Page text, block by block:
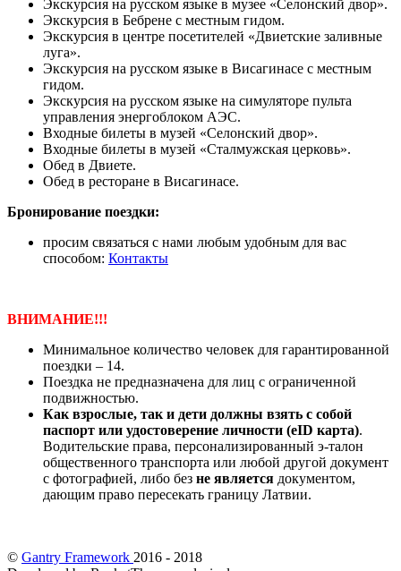
Экскурсия на русском языке в музее «Селонский двор».
Экскурсия в Бебрене с местным гидом.
Экскурсия в центре посетителей «Двиетские заливные
луга».
Экскурсия на русском языке в Висагинасе с местным
гидом.
Экскурсия на русском языке на симуляторе пульта
управления энергоблоком АЭС.
Входные билеты в музей «Селонский двор».
Входные билеты в музей «Сталмужская церковь».
Обед в Двиете.
Обед в ресторане в Висагинасе.
Бронирование поездки:
просим связаться с нами любым удобным для вас
способом: Контакты
ВНИМАНИЕ!!!
Минимальное количество человек для гарантированной
поездки – 14.
Поездка не предназначена для лиц с ограниченной
подвижностью.
Как взрослые, так и дети должны взять с собой
паспорт или удостоверение личности (eID карта).
Водительские права, персонализированный э-талон
общественного транспорта или любой другой документ
с фотографией, либо без не является документом,
дающим право пересекать границу Латвии.
© Gantry Framework 2016 - 2018